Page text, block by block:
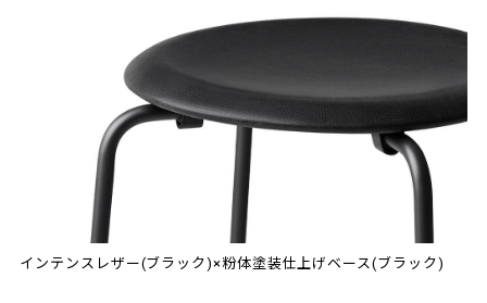
インテンスレザー(ブラック)×粉体塗装仕上げベース(ブラック)